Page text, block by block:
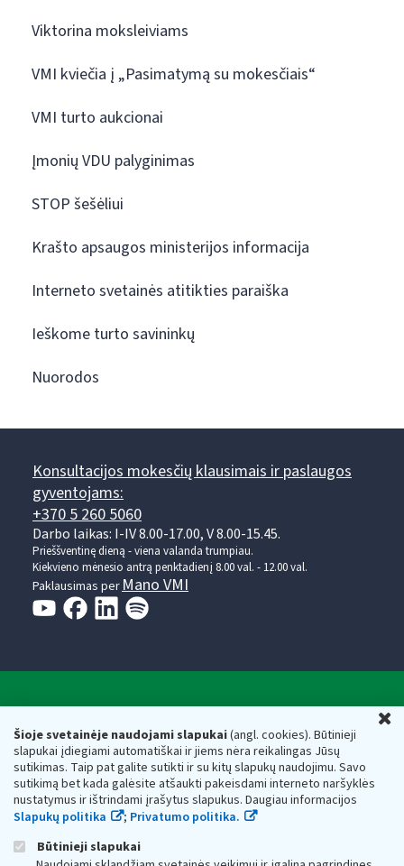
Šioje svetainėje naudojami slapukai(angl. cookies). Būtinieji
slapukai įdiegiami automatiškai ir jiems nėra reikalingas Jūsų
sutikimas. Taip pat galite sutikti ir su kitų slapukų naudojimu. Savo
sutikimą bet kada galėsite atšaukti pakeisdami interneto naršyklės
nustatymus ir ištrindami įrašytus slapukus. Daugiau informacijos
Slapukų politika
; Privatumo politika.
Būtinieji slapukai
Viktorina moksleiviams
VMI kviečia į „Pasimatymą su mokesčiais“
VMI turto aukcionai
Įmonių VDU palyginimas
STOP šešėliui
Krašto apsaugos ministerijos informacija
Interneto svetainės atitikties paraiška
Ieškome turto savininkų
Nuorodos
Konsultacijos mokesčių klausimais ir paslaugos
gyventojams:
+370 5 260 5060
Darbo laikas: I-IV 8.00-17.00, V 8.00-15.45.
Prieššventinę dieną - viena valanda trumpiau.
Kiekvieno mėnesio antrą penktadienį 8.00 val. - 12.00 val.
Paklausimas per Mano VMI
Respublikos finansų ministerijos
Biudžetinė įstaiga. Juridinio asmens kodas — 188659752,
adresas: Vasario 16-osios g. 14, 01107 Vilnius, Lietuva, el.paštas:
vmi@vmi.lt, E. pristatymo dėžutės adresas 188659752
Duomenys apie Valstybinę mokesčių inspekciją prie Lietuvos
Respublikos finansų ministerijos kaupiami ir saugomi Juridinių